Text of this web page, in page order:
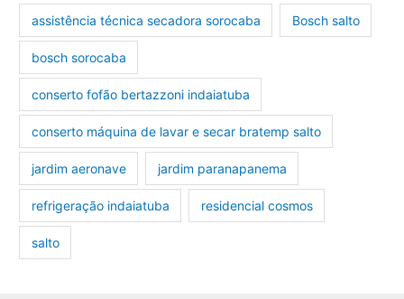
assistência técnica secadora sorocaba Bosch salto
bosch sorocaba
conserto fofão bertazzoni indaiatuba
conserto máquina de lavar e secar bratemp salto
jardim aeronave jardim paranapanema
refrigeração indaiatuba residencial cosmos
salto